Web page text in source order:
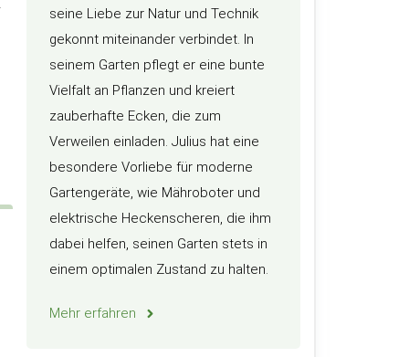
seine Liebe zur Natur und Technik
gekonnt miteinander verbindet. In
seinem Garten pflegt er eine bunte
Vielfalt an Pflanzen und kreiert
zauberhafte Ecken, die zum
Verweilen einladen. Julius hat eine
besondere Vorliebe für moderne
Gartengeräte, wie Mähroboter und
elektrische Heckenscheren, die ihm
dabei helfen, seinen Garten stets in
einem optimalen Zustand zu halten.
Mehr erfahren